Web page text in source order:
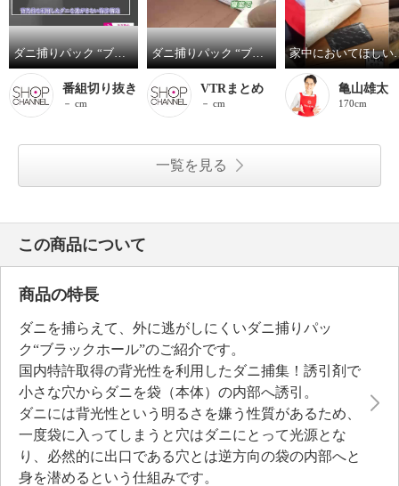
ダニ捕りパック “ブラックホール” １４枚セット
番組切り抜き
－ cm
ダニ捕りパック “ブラックホール” １４枚セット
VTRまとめ
－ cm
家中においてほ
亀山雄太
170cm
一覧を見る
この商品について
商品の特長
ダニを捕らえて、外に逃がしにくいダニ捕りパッ
ク“ブラックホール”のご紹介です。
国内特許取得の背光性を利用したダニ捕集！誘引剤で
小さな穴からダニを袋（本体）の内部へ誘引。
ダニには背光性という明るさを嫌う性質があるため、
一度袋に入ってしまうと穴はダニにとって光源とな
り、必然的に出口である穴とは逆方向の袋の内部へと
身を潜めるという仕組みです。